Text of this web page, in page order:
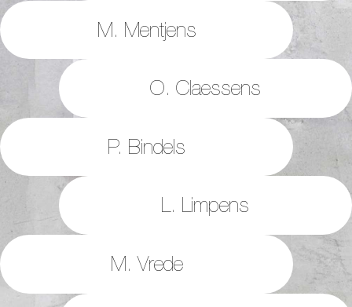
M. Mentjens
O. Claessens
P. Bindels
L. Limpens
M. Vrede